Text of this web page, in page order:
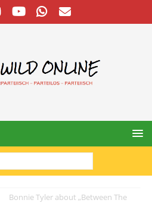
Bonnie Tyler about „Between The